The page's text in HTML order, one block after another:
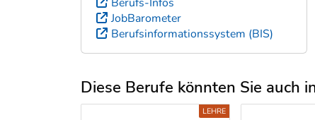
JobBarometer
Berufsinformationssystem (BIS)
Diese Berufe könnten Sie auch
Uber weitere Berufsvorschläge
LEHRE